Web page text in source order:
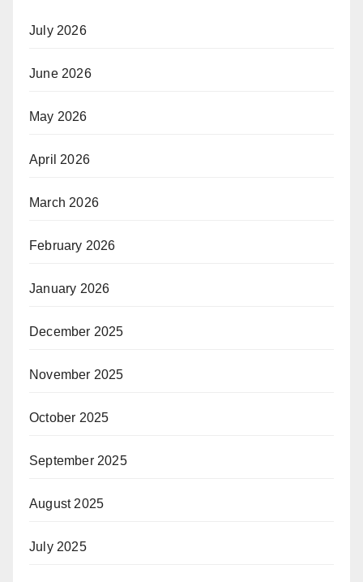
July 2026
June 2026
May 2026
April 2026
March 2026
February 2026
January 2026
December 2025
November 2025
October 2025
September 2025
August 2025
July 2025